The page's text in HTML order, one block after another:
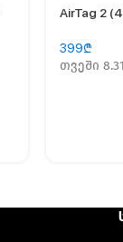
AirTag 2
399₾
თვეში